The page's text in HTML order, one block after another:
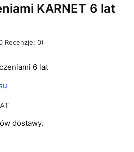
KARNET 6 lat
Recenzje: 0)
6 lat
dostawy.